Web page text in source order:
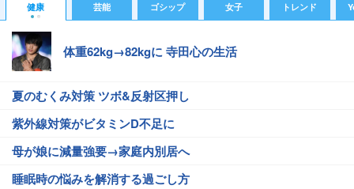
健康 芸能 ゴシップ 女子 トレンド
体重62kg→82kgに 寺田心の生活
夏のむくみ対策 ツボ&反射区押し
紫外線対策がビタミンD不足に
母が娘に減量強要→家庭内別居へ
睡眠時の悩みを解消する過ごし方